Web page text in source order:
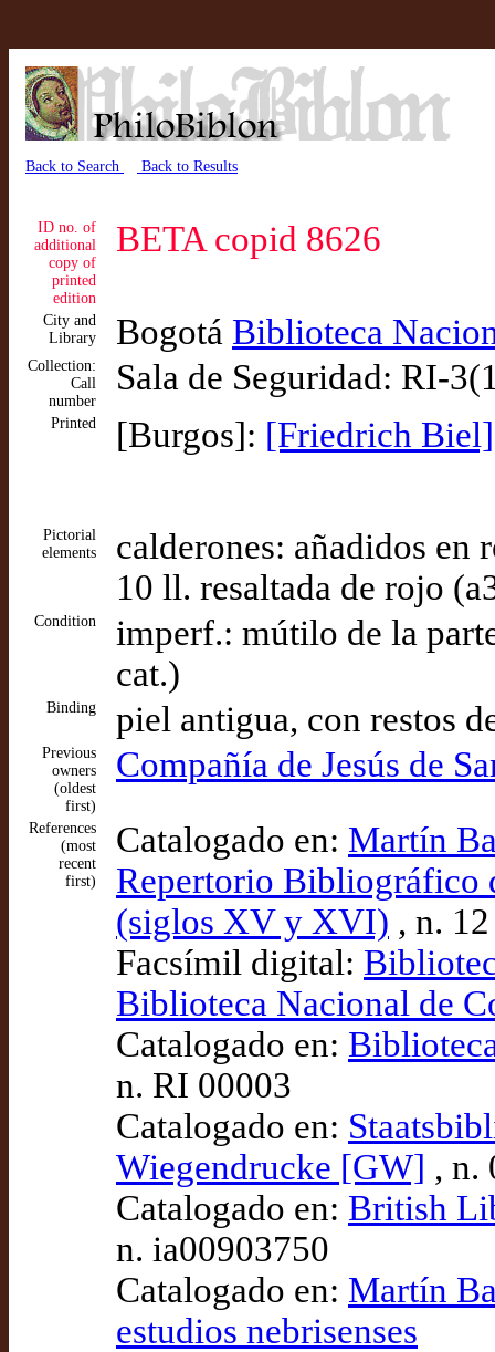
Back to Search Back to Results
ID no. of
additional
copy of
printed
edition
BETA copid 8626
City and
Library
Bogotá Biblioteca
Collection:
Call
number
Sala de Seguridad: RI-
Printed [Burgos]: [Friedrich Biel]
Pictorial
elements
calderones: añadidos
10 ll. resaltada de rojo
Condition
imperf.: mútilo de la
cat.)
Binding piel antigua, con restos
Previous
owners
(oldest
first)
Compañía de Jesús de
References
(most
recent
first)
Catalogado en: Martín
Repertorio Bibliográfico
(siglos XV y XVI) , n. 12
Facsímil digital:
Biblioteca Nacional de
Catalogado en:
n. RI 00003
Catalogado en:
Wiegendrucke [GW] , n.
Catalogado en: British
n. ia00903750
Catalogado en: Martín
estudios nebrisenses